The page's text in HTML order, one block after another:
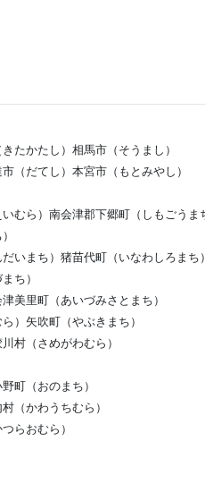
たかたし）相馬市（そうまし）
（だてし）本宮市（もとみやし）
むら）南会津郡下郷町（しもごうま
いまち）猪苗代町（いなわしろまち）
ち）
美里町（あいづみさとまち）
）矢吹町（やぶきまち）
村（さめがわむら）
町（おのまち）
（かわうちむら）
らおむら）